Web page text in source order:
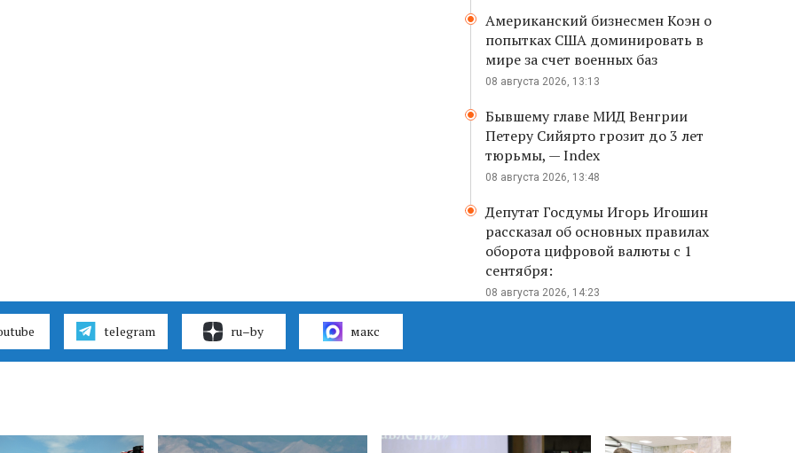
Американский бизнесмен Коэн о
попытках США доминировать в
мире за счет военных баз
08 августа 2026, 13:13
Бывшему главе МИД Венгрии
Петеру Сийярто грозит до 3 лет
тюрьмы, — Index
08 августа 2026, 13:48
Депутат Госдумы Игорь Игошин
рассказал об основных правилах
оборота цифровой валюты с 1
сентября:
08 августа 2026, 14:23
telegram ru–by макс